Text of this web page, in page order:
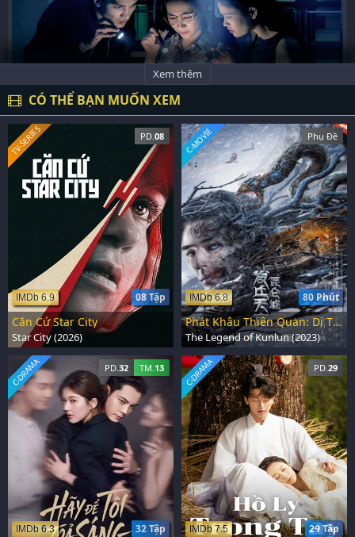
Xem thêm
CÓ THỂ BẠN MUỐN XEM
PD. 08
08 Tập
IMDb 6.9
TV-SERIES
Căn Cứ Star City
Star City (2026)
Phụ Đề
80 Phút
IMDb 6.8
C-MOVIE
Phát Khâu Thiên Quan: Di Tích Côn Lôn
The Legend of Kunlun (2023)
PD. 32 TM. 13
32 Tập
IMDb 6.3
C-DRAMA PD. 29
29 Tập
IMDb 7.5
C-DRAMA